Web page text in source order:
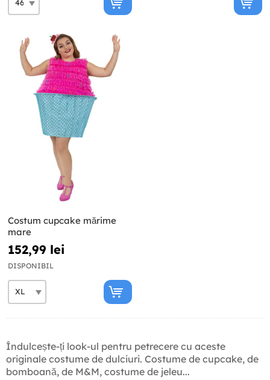
Costum cupcake mărime
mare
152,99 lei
DISPONIBIL
Îndulcește-ți look-ul pentru petrecere cu aceste
originale costume de dulciuri. Costume de cupcake, de
bomboană, de M&M, costume de jeleu...